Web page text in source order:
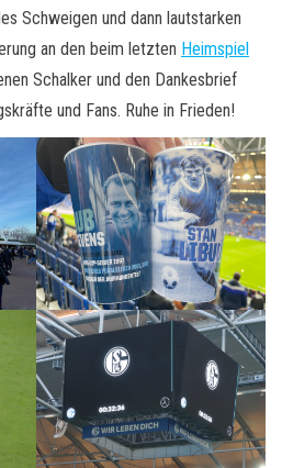
Schweigen und dann lautstarken
an den beim letzten Heimspiel
Schalker und den Dankesbrief
und Fans. Ruhe in Frieden!